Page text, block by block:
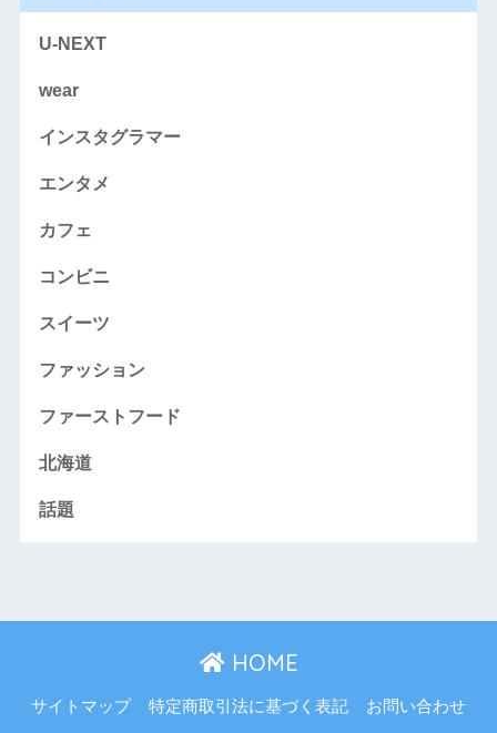
U-NEXT
wear
インスタグラマー
エンタメ
カフェ
コンビニ
スイーツ
ファッション
ファーストフード
北海道
話題
HOME
サイトマップ 特定商取引法に基づく表記 お問い合わせ